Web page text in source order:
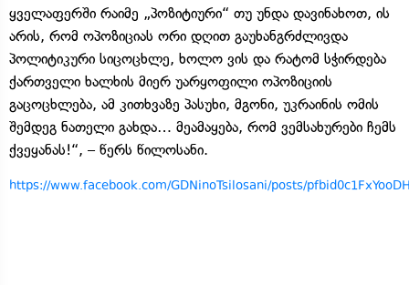
ყველაფერში რაიმე „პოზიტიური“ თუ უნდა დავინახოთ, ის
არის, რომ ოპოზიციას ორი დღით გაუხანგრძლივდა
პოლიტიკური სიცოცხლე, ხოლო ვის და რატომ სჭირდება
ქართველი ხალხის მიერ უარყოფილი ოპოზიციის
გაცოცხლება, ამ კითხვაზე პასუხი, მგონი, უკრაინის ომის
შემდეგ ნათელი გახდა… მეამაყება, რომ ვემსახურები ჩემს
ქვეყანას!“, – წერს წილოსანი.
https://www.facebook.com/GDNinoTsilosani/posts/